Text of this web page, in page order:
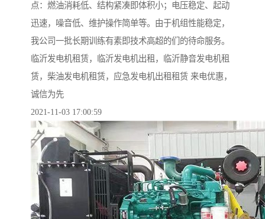
点：燃油消耗低、结构紧凑即体积小；电压稳定、起动
迅速，噪音低、维护操作简单等。由于机组性能稳定，
我公司一批长期训练有素即技术高超的们的待命服务。
临沂发电机租赁，临沂发电机出租，临沂静音发电机租
赁，柴油发电机租赁，应急发电机出租租赁 来电优惠，
诚信为先
2021-11-03 17:00:59